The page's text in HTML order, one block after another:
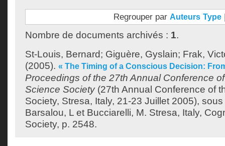
Regrouper par Auteurs Type
Nombre de documents archivés : 1.
St-Louis, Bernard; Giguère, Gyslain; Frak,
(2005). « The Timing of a Conscious Decision:
Proceedings of the 27th Annual Conference
Science Society(27th Annual Conference of
Society, Stresa, Italy, 21-23 Juillet 2005),
Barsalou, L et Bucciarelli, M. Stresa, Italy,
Society, p. 2548.